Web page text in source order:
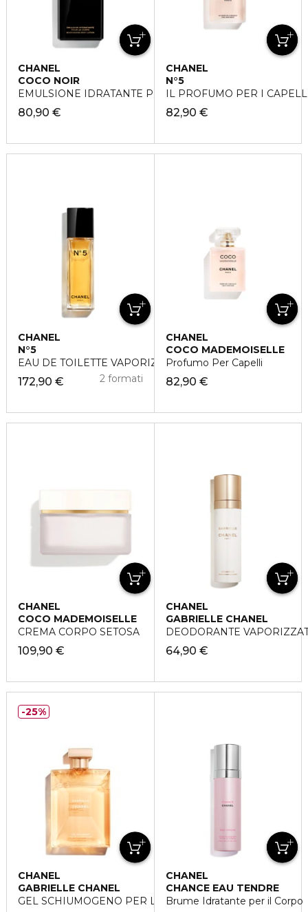
CHANEL
COCO NOIR
EMULSIONE IDRATANTE PER IL CORPO
80,90 €
CHANEL
N°5
IL PROFUMO PER I
82,90 €
CHANEL
N°5
EAU DE TOILETTE VAPORIZZATORE
172,90 € 2 formati
CHANEL
COCO MADEMOISELLE
Profumo Per Capelli
82,90 €
CHANEL
COCO MADEMOISELLE
CREMA CORPO SETOSA
109,90 €
CHANEL
GABRIELLE CHANEL
DEODORANTE
64,90 €
CHANEL
GABRIELLE CHANEL
GEL SCHIUMOGENO PER LA DOCCIA
25%
CHANEL
CHANCE EAU TENDRE
Brume Idratante per il Corpo